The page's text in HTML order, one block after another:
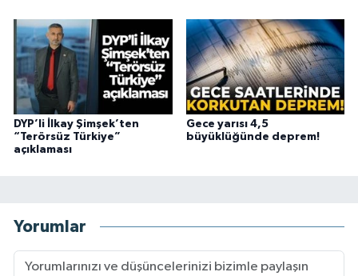
DYP’li İlkay Şimşek’ten
“Terörsüz Türkiye”
açıklaması
Gece yarısı 4,5
büyüklüğünde deprem!
Yorumlar